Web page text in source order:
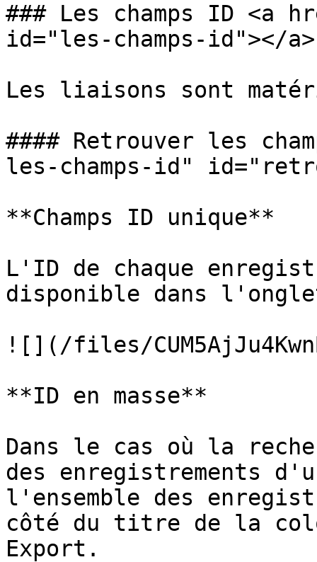
### Les champs ID <a
id="les-champs-id"></a>
Les liaisons sont
#### Retrouver les
les-champs-id"
**Champs ID unique**
L'ID de chaque
disponible dans
![](/files/
**ID en masse**
Dans le cas où la
des enregistrements
l'ensemble des
côté du titre de la
Export.